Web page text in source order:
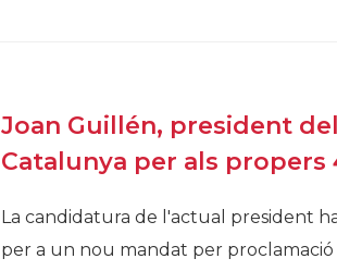
Joan Guillén, president
Catalunya per als propers
La candidatura de l'actual president
per a un nou mandat per